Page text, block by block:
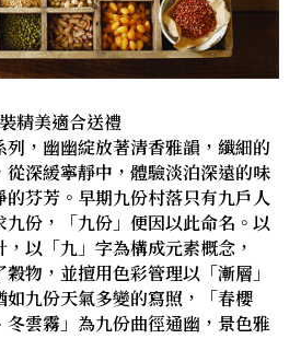
精美適合送禮
，幽幽綻放著清香雅韻，纖細的
深緩寧靜中，體驗淡泊深遠的味
芬芳。早期九份村落只有九戶人
份，「九份」便因以此命名。以
以「九」字為構成元素概念，
穀物，並擅用色彩管理以「漸層」
九份天氣多變的寫照，「春櫻
雲霧」為九份曲徑通幽，景色雅